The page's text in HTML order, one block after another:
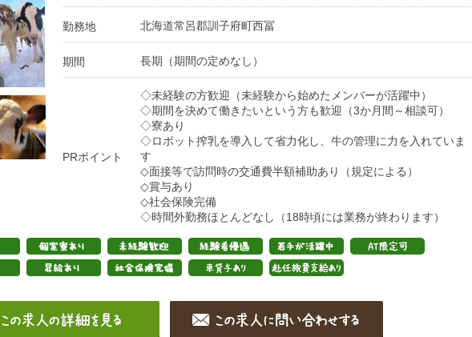
勤務地 北海道常呂郡訓子府町西冨
期間 長期（期間の定めなし）
PRポイント
◇未経験の方歓迎（未経験から始めたメンバーが活躍中）
◇期間を決めて働きたいという方も歓迎（3か月間～相談可）
◇寮あり
◇ロボット搾乳を導入して省力化し、牛の管理に力を入れていま
す
◇面接等で訪問時の交通費半額補助あり（規定による）
◇賞与あり
◇社会保険完備
◇時間外勤務ほとんどなし（18時頃には業務が終わります）